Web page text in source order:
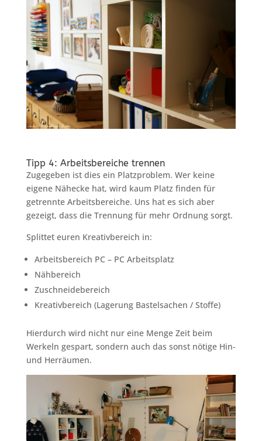
Tipp 4: Arbeitsbereiche trennen
Zugegeben ist dies ein Platzproblem. Wer keine
eigene Nähecke hat, wird kaum Platz finden für
getrennte Arbeitsbereiche. Uns hat es sich aber
gezeigt, dass die Trennung für mehr Ordnung sorgt.
Splittet euren Kreativbereich in:
Arbeitsbereich PC – PC Arbeitsplatz
Nähbereich
Zuschneidebereich
Kreativbereich (Lagerung Bastelsachen / Stoffe)
Hierdurch wird nicht nur eine Menge Zeit beim
Werkeln gespart, sondern auch das sonst nötige Hin-
und Herräumen.